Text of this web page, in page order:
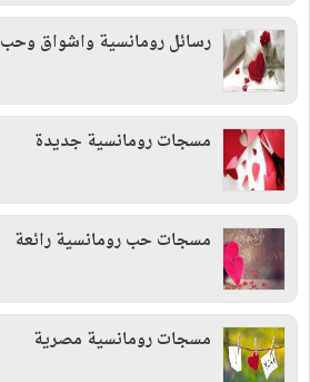
رسائل رومانسية واشواق وحب 2016
مسجات رومانسية جديدة
مسجات حب رومانسية رائعة
مسجات رومانسية مصرية